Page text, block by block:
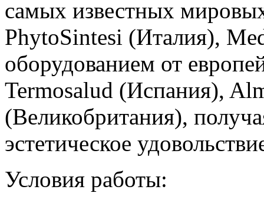
самых известных
PhytoSintesi (Италия),
оборудованием от
Termosalud (Испания),
(Великобритания),
эстетическое
Условия работы: